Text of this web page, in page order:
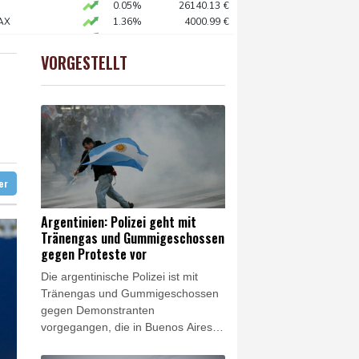
getötet
Fuß
Dollar zahlen
Proteste vor
0.05% 26140.13 €
1.36% 4000.99 €
0.01%
50
0.39%
VORGESTELLT
Argentinien: Polizei geht mit
Tränengas und Gummigeschossen
gegen Proteste vor
Die argentinische Polizei ist mit
Tränengas und Gummigeschossen
gegen Demonstranten
vorgegangen, die in Buenos Aires